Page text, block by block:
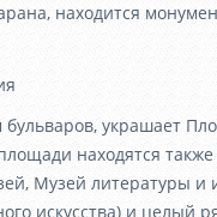
находится
украшает
находятся
Музей литературы и
искусства) и целый